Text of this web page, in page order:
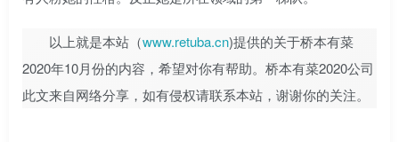
以上就是本站（www.retuba.cn)提供的关于桥本有菜
2020年10月份的内容，希望对你有帮助。桥本有菜2020公司
此文来自网络分享，如有侵权请联系本站，谢谢你的关注。